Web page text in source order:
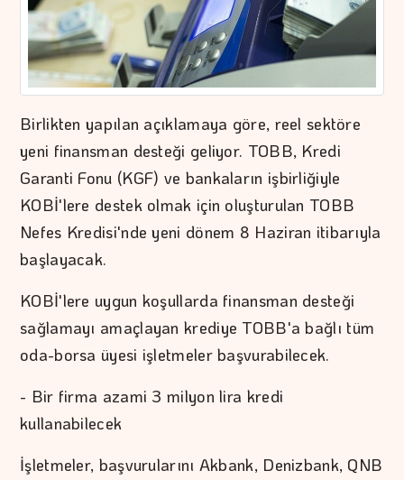
Birlikten yapılan açıklamaya göre, reel sektöre
yeni finansman desteği geliyor. TOBB, Kredi
Garanti Fonu (KGF) ve bankaların işbirliğiyle
KOBİ'lere destek olmak için oluşturulan TOBB
Nefes Kredisi'nde yeni dönem 8 Haziran itibarıyla
başlayacak.
KOBİ'lere uygun koşullarda finansman desteği
sağlamayı amaçlayan krediye TOBB'a bağlı tüm
oda-borsa üyesi işletmeler başvurabilecek.
- Bir firma azami 3 milyon lira kredi
kullanabilecek
İşletmeler, başvurularını Akbank, Denizbank, QNB